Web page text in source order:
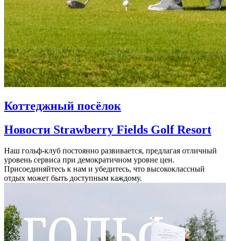
Коттеджный посёлок
Новости Strawberry Fields Golf Resort
Наш гольф-клуб постоянно развивается, предлагая отличный
уровень сервиса при демократичном уровне цен.
Присоединяйтесь к нам и убедитесь, что высококлассный
отдых может быть доступным каждому.